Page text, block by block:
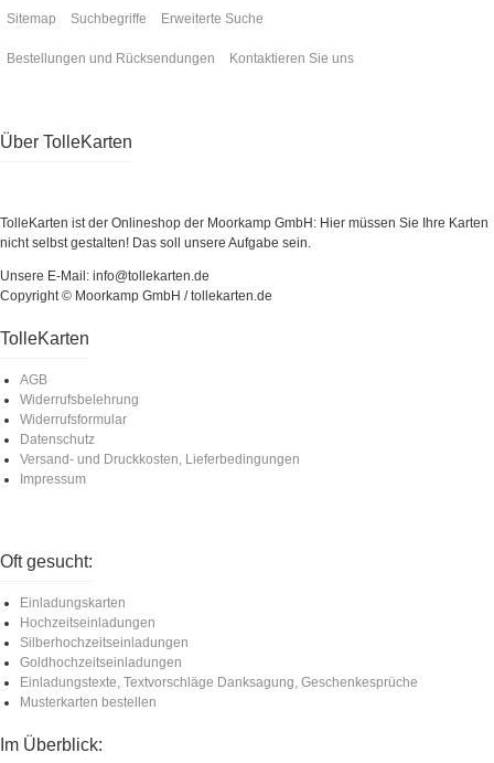
Sitemap Suchbegriffe Erweiterte Suche
Bestellungen und Rücksendungen Kontaktieren Sie uns
Über TolleKarten
TolleKarten ist der Onlineshop der Moorkamp GmbH: Hier müssen Sie Ihre Karten
nicht selbst gestalten! Das soll unsere Aufgabe sein.
Unsere E-Mail: info@tollekarten.de
Copyright © Moorkamp GmbH / tollekarten.de
TolleKarten
AGB
Widerrufsbelehrung
Widerrufsformular
Datenschutz
Versand- und Druckkosten, Lieferbedingungen
Impressum
Oft gesucht:
Einladungskarten
Hochzeitseinladungen
Silberhochzeitseinladungen
Goldhochzeitseinladungen
Einladungstexte, Textvorschläge Danksagung, Geschenkesprüche
Musterkarten bestellen
Im Überblick: